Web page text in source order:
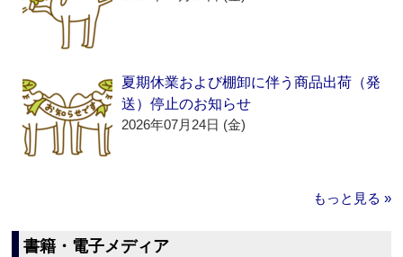
夏期休業および棚卸に伴う商品出荷（発
送）停止のお知らせ
2026年07月24日 (金)
もっと見る »
書籍・電子メディア